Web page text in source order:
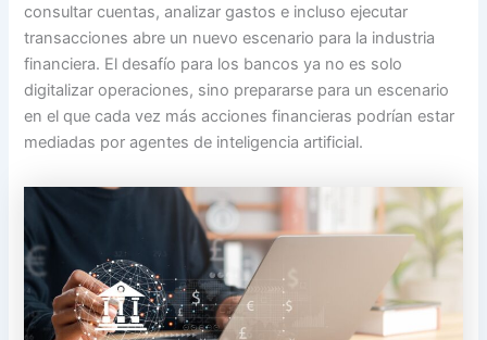
consultar cuentas, analizar gastos e incluso ejecutar
transacciones abre un nuevo escenario para la industria
financiera. El desafío para los bancos ya no es solo
digitalizar operaciones, sino prepararse para un escenario
en el que cada vez más acciones financieras podrían estar
mediadas por agentes de inteligencia artificial.